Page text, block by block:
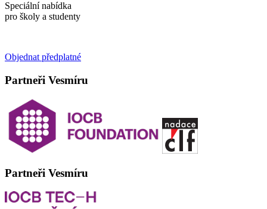
Speciální nabídka
pro školy a studenty
Objednat předplatné
Partneři Vesmíru
Partneři Vesmíru